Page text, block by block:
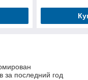
за последний год